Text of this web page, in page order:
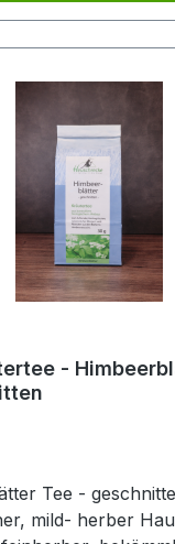
kochendem
-
Tee -
mild- herber